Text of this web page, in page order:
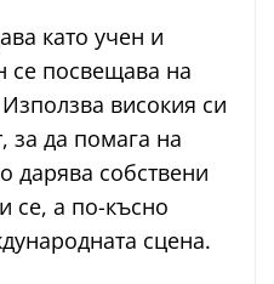
като учен и
се посвещава на
високия си
за да помага на
дарява собствени
се, а по-късно
сцена.